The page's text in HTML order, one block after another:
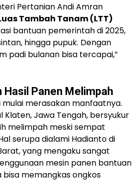
Pertanian Andi Amran
Tambah Tanam (LTT)
bantuan pemerintah di 2025,
hingga pupuk. Dengan
padi bulanan bisa tercapai,”
Hasil Panen Melimpah
mulai merasakan manfaatnya.
Klaten, Jawa Tengah, bersyukur
melimpah meski sempat
serupa dialami Hadianto di
yang mengaku sangat
mesin panen bantuan
memangkas ongkos